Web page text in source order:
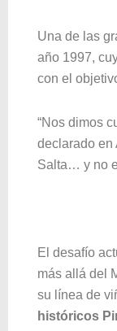
Una de las
año 1997,
con el
“Nos dimos
declarado en
Salta… y no
El desafío
más allá del
su línea de
históricos